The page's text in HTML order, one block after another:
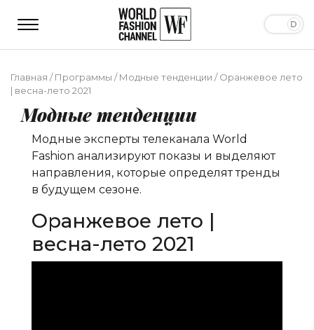
Главная /Программы /Модные тенденции /Оранжевое лето
| весна-лето 2021
Модные тенденции
Модные эксперты телеканала World
Fashion анализируют показы и выделяют
направления, которые определят тренды
в будущем сезоне.
Оранжевое лето |
весна-лето 2021